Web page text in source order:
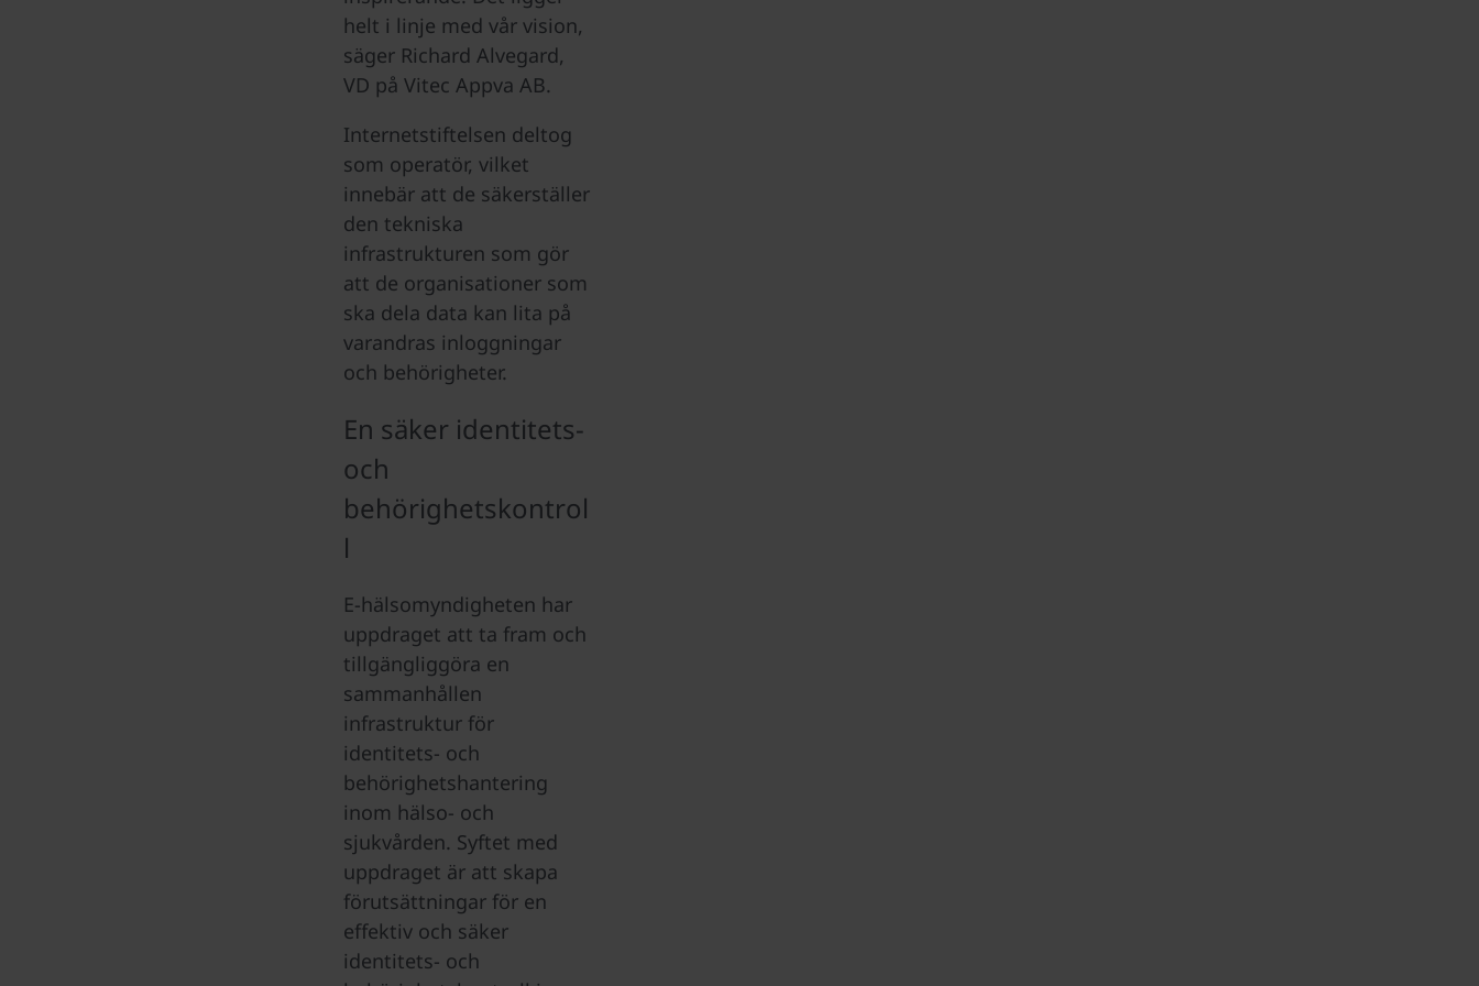
helt i linje med vår vision,
säger Richard Alvegard,
VD på Vitec Appva AB.
Internetstiftelsen deltog
som operatör, vilket
innebär att de säkerställer
den tekniska
infrastrukturen som gör
att de organisationer som
ska dela data kan lita på
varandras inloggningar
och behörigheter.
En säker identitets-
och
behörighetskontrol
l
E-hälsomyndigheten har
uppdraget att ta fram och
tillgängliggöra en
sammanhållen
infrastruktur för
identitets- och
behörighetshantering
inom hälso- och
sjukvården. Syftet med
uppdraget är att skapa
förutsättningar för en
effektiv och säker
identitets- och